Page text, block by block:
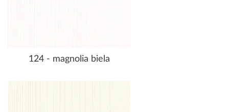
124 - magnolia biela